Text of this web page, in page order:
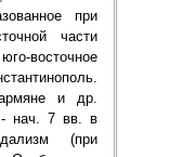
при
части
и др.
- нач. 7 вв. в
(при